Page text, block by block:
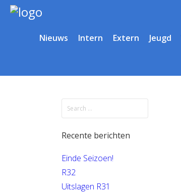
Nieuws Intern Extern Jeugd
Recente berichten
Einde Seizoen!
R32
Uitslagen R31